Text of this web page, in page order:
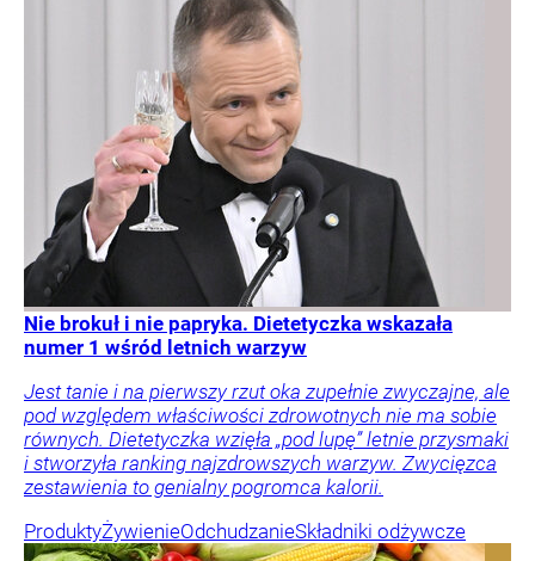
Nie brokuł i nie papryka. Dietetyczka wskazała
numer 1 wśród letnich warzyw
Jest tanie i na pierwszy rzut oka zupełnie zwyczajne, ale
pod względem właściwości zdrowotnych nie ma sobie
równych. Dietetyczka wzięła „pod lupę” letnie przysmaki
i stworzyła ranking najzdrowszych warzyw. Zwycięzca
zestawienia to genialny pogromca kalorii.
ProduktyŻywienieOdchudzanieSkładniki odżywcze